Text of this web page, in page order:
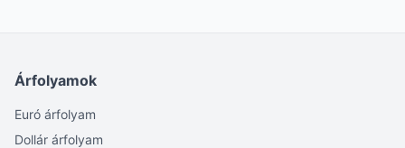
Árfolyamok
Euró árfolyam
Dollár árfolyam